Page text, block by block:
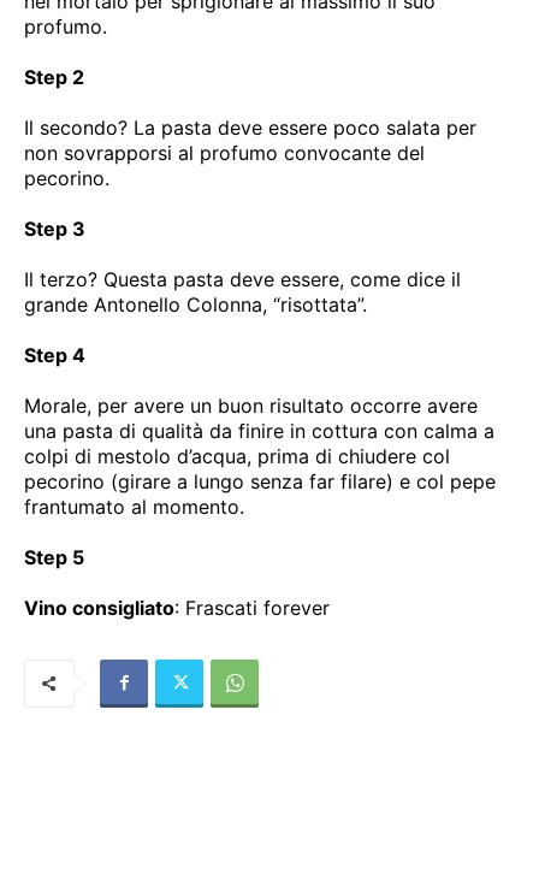
profumo.
Step 2
Il secondo? La pasta deve essere poco salata per
non sovrapporsi al profumo convocante del
pecorino.
Step 3
Il terzo? Questa pasta deve essere, come dice il
grande Antonello Colonna, “risottata”.
Step 4
Morale, per avere un buon risultato occorre avere
una pasta di qualità da finire in cottura con calma a
colpi di mestolo d’acqua, prima di chiudere col
pecorino (girare a lungo senza far filare) e col pepe
frantumato al momento.
Step 5
Vino consigliato: Frascati forever